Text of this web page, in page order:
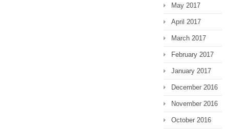
May 2017
April 2017
March 2017
February 2017
January 2017
December 2016
November 2016
October 2016